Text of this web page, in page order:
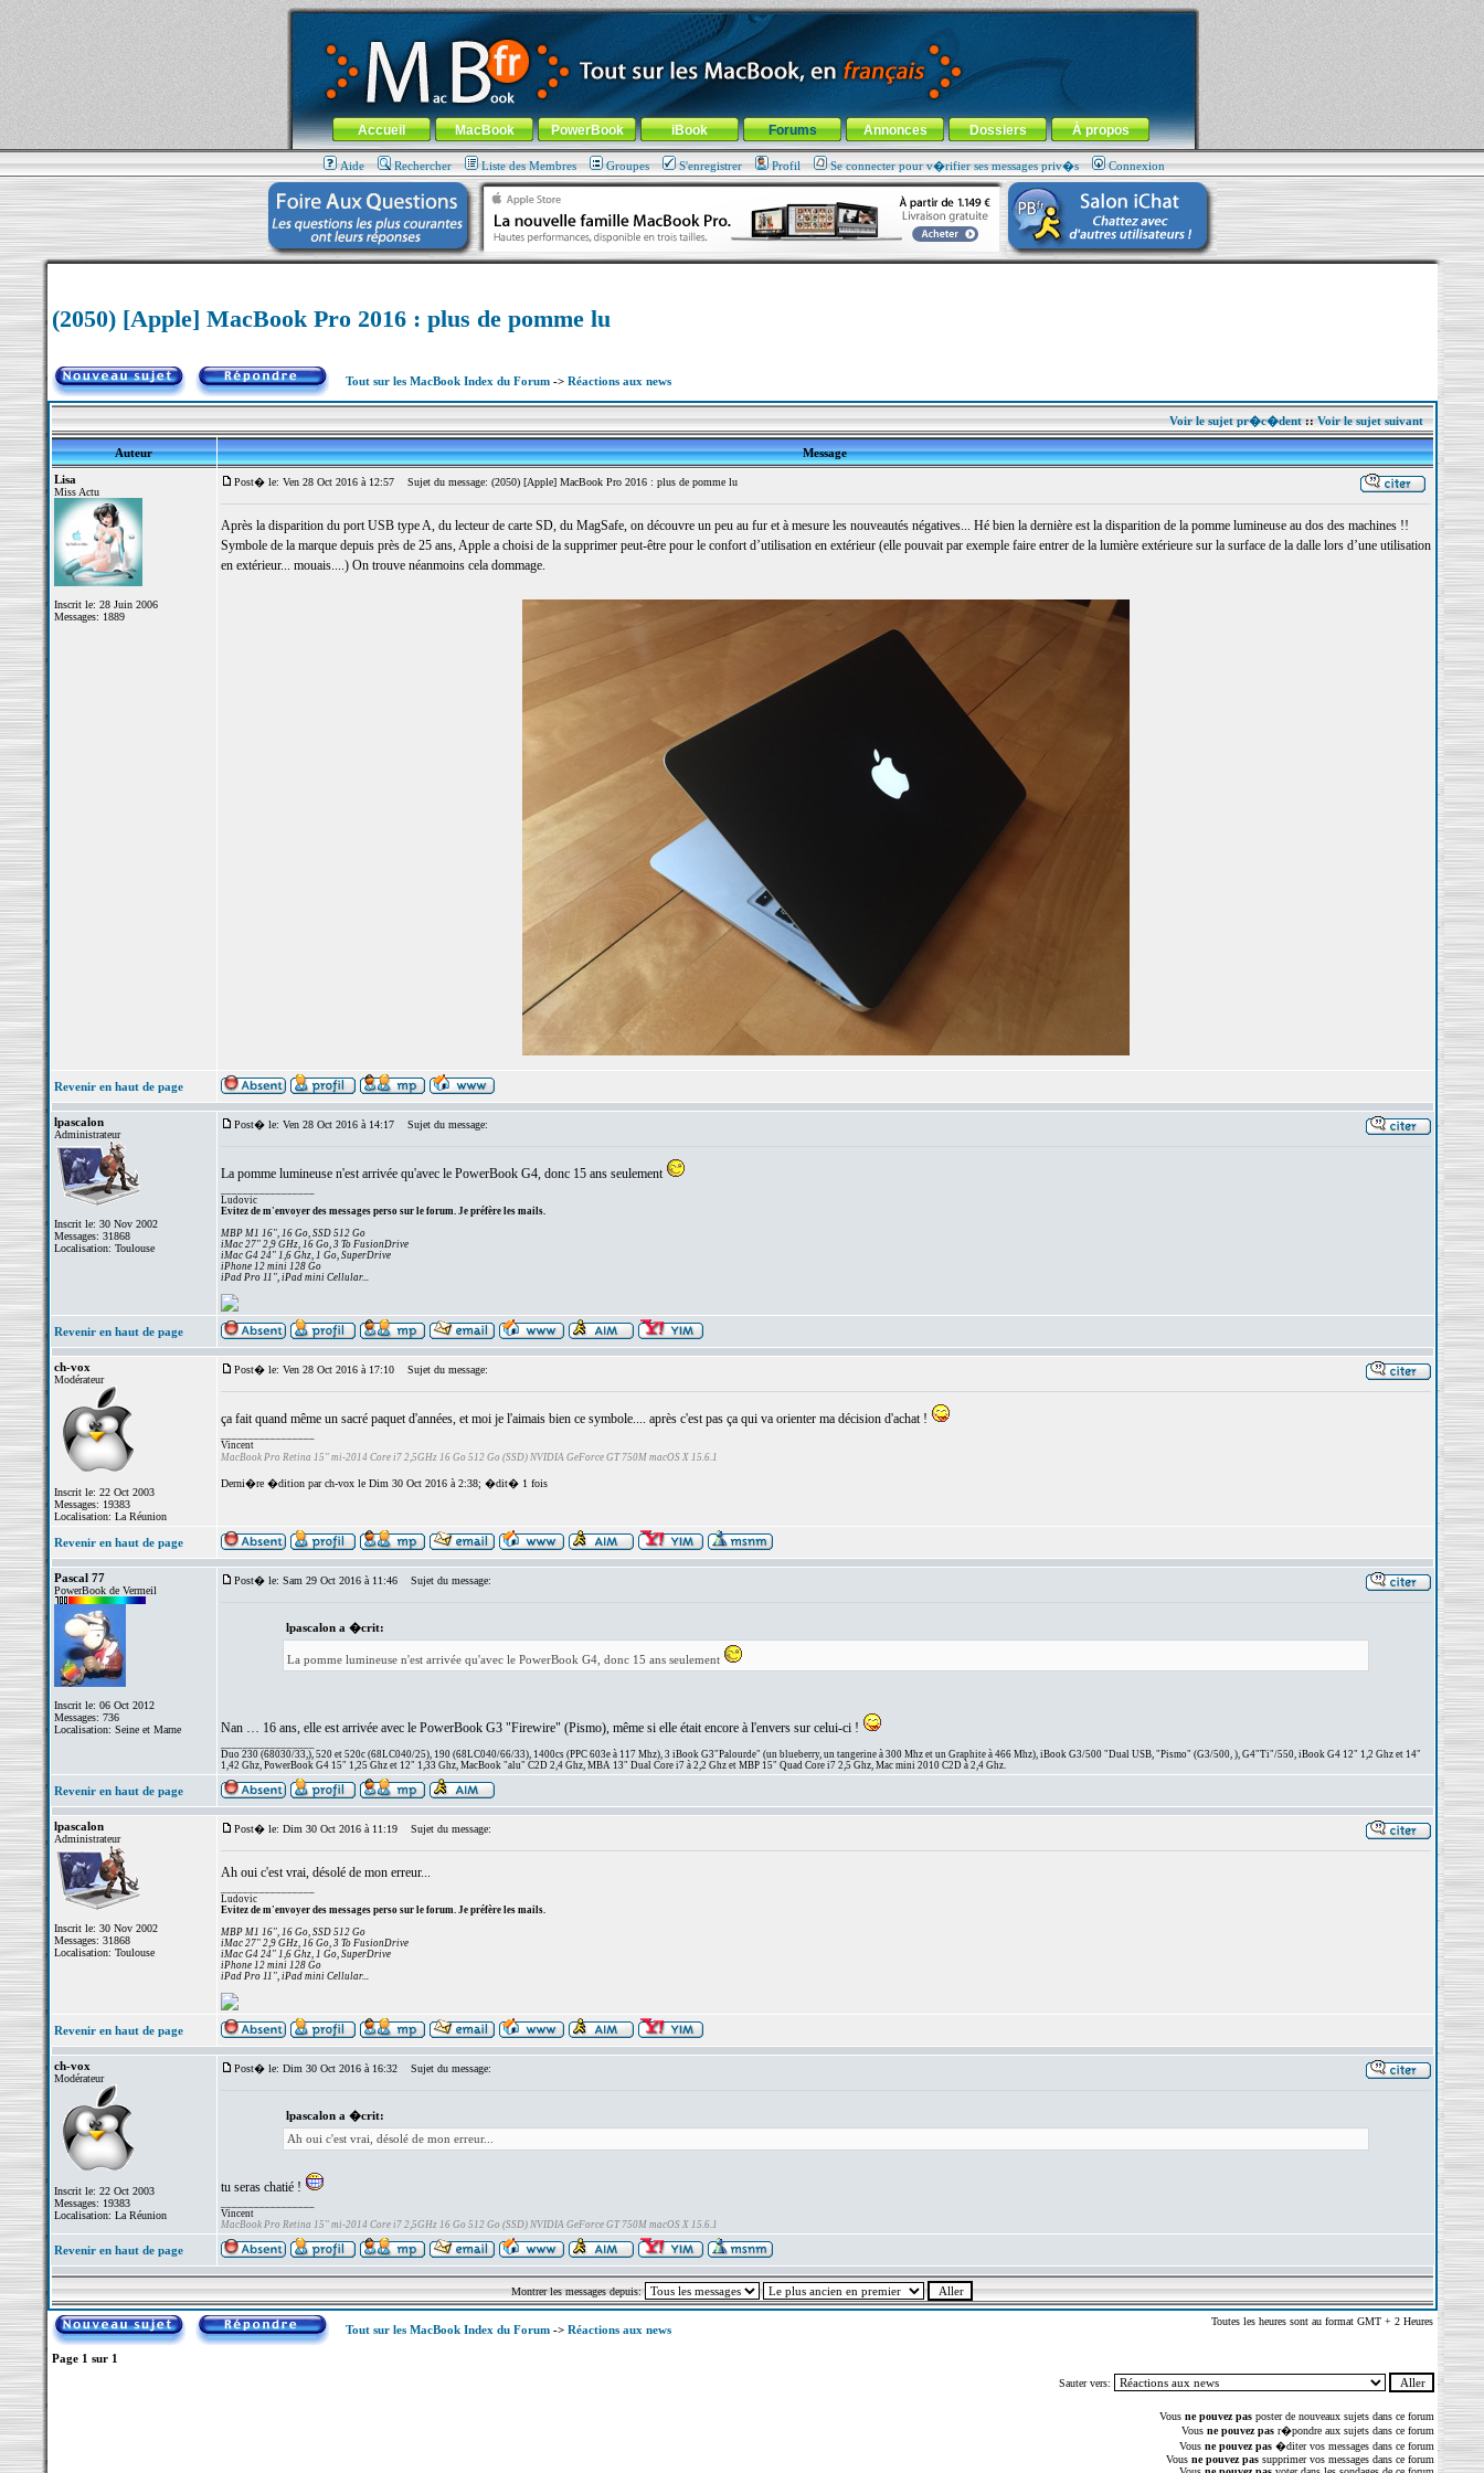
MacBook-fr.com : 100% Apple... 100% nomade !
Aller au contenu-Aller au menu général-Aller au menu de la rubrique
Menu général
Accueil MacBook PowerBook iBook Forums Annonces Dossiers À propos
Aide Rechercher Liste des Membres Groupes S'enregistrer Profil Se connecter pour v�rifier ses messages priv�s Connexion
(2050) [Apple] MacBook Pro 2016 : plus de pomme lu
Tout sur les MacBook Index du Forum-> Réactions aux news
Voir le sujet pr�c�dent::Voir le sujet suivant
Auteur
Message
Lisa
Miss Actu
Inscrit le: 28 Juin 2006
Messages: 1889
Post� le: Ven 28 Oct 2016 à 12:57 Sujet du message: (2050) [Apple] MacBook Pro 2016 : plus de pomme lu
Après la disparition du port USB type A, du lecteur de carte SD, du MagSafe, on découvre un peu au fur et à mesure les nouveautés négatives... Hé bien la dernière est la disparition de la pomme lumineuse au dos des machines !!
Symbole de la marque depuis près de 25 ans, Apple a choisi de la supprimer peut-être pour le confort d’utilisation en extérieur (elle pouvait par exemple faire entrer de la lumière extérieure sur la surface de la dalle lors d’une utilisation
en extérieur... mouais....) On trouve néanmoins cela dommage.
Revenir en haut de page
lpascalon
Administrateur
Inscrit le: 30 Nov 2002
Messages: 31868
Localisation: Toulouse
Post� le: Ven 28 Oct 2016 à 14:17 Sujet du message:
La pomme lumineuse n'est arrivée qu'avec le PowerBook G4, donc 15 ans seulement
Ludovic
Evitez de m'envoyer des messages perso sur le forum. Je préfère les mails.
MBP M1 16", 16 Go, SSD 512 Go
iMac 27" 2,9 GHz, 16 Go, 3 To FusionDrive
iMac G4 24" 1,6 Ghz, 1 Go, SuperDrive
iPhone 12 mini 128 Go
iPad Pro 11", iPad mini Cellular...
Revenir en haut de page
ch-vox
Modérateur
Inscrit le: 22 Oct 2003
Messages: 19383
Localisation: La Réunion
Post� le: Ven 28 Oct 2016 à 17:10 Sujet du message:
ça fait quand même un sacré paquet d'années, et moi je l'aimais bien ce symbole.... après c'est pas ça qui va orienter ma décision d'achat !
Vincent
MacBook Pro Retina 15" mi-2014 Core i7 2,5GHz 16 Go 512 Go (SSD) NVIDIA GeForce GT 750M macOS X 15.6.1
Derni�re �dition par ch-vox le Dim 30 Oct 2016 à 2:38; �dit� 1 fois
Revenir en haut de page
Pascal 77
PowerBook de Vermeil
Inscrit le: 06 Oct 2012
Messages: 736
Localisation: Seine et Marne
Post� le: Sam 29 Oct 2016 à 11:46 Sujet du message:
lpascalon a �crit:
La pomme lumineuse n'est arrivée qu'avec le PowerBook G4, donc 15 ans seulement
Nan … 16 ans, elle est arrivée avec le PowerBook G3 "Firewire" (Pismo), même si elle était encore à l'envers sur celui-ci !
Duo 230 (68030/33,), 520 et 520c (68LC040/25), 190 (68LC040/66/33), 1400cs (PPC 603e à 117 Mhz), 3 iBook G3"Palourde" (un blueberry, un tangerine à 300 Mhz et un Graphite à 466 Mhz), iBook G3/500 "Dual USB, "Pismo" (G3/500, ), G4"Ti"/550, iBook G4 12" 1,2 Ghz et 14"
1,42 Ghz, PowerBook G4 15" 1,25 Ghz et 12" 1,33 Ghz, MacBook "alu" C2D 2,4 Ghz, MBA 13" Dual Core i7 à 2,2 Ghz et MBP 15" Quad Core i7 2,5 Ghz, Mac mini 2010 C2D à 2,4 Ghz.
Revenir en haut de page
lpascalon
Administrateur
Inscrit le: 30 Nov 2002
Messages: 31868
Localisation: Toulouse
Post� le: Dim 30 Oct 2016 à 11:19 Sujet du message:
Ah oui c'est vrai, désolé de mon erreur...
Ludovic
Evitez de m'envoyer des messages perso sur le forum. Je préfère les mails.
MBP M1 16", 16 Go, SSD 512 Go
iMac 27" 2,9 GHz, 16 Go, 3 To FusionDrive
iMac G4 24" 1,6 Ghz, 1 Go, SuperDrive
iPhone 12 mini 128 Go
iPad Pro 11", iPad mini Cellular...
Revenir en haut de page
ch-vox
Modérateur
Inscrit le: 22 Oct 2003
Messages: 19383
Localisation: La Réunion
Post� le: Dim 30 Oct 2016 à 16:32 Sujet du message:
lpascalon a �crit:
Ah oui c'est vrai, désolé de mon erreur...
tu seras chatié !
Vincent
MacBook Pro Retina 15" mi-2014 Core i7 2,5GHz 16 Go 512 Go (SSD) NVIDIA GeForce GT 750M macOS X 15.6.1
Revenir en haut de page
Montrer les messages depuis:
Tout sur les MacBook Index du Forum-> Réactions aux news
Toutes les heures sont au format GMT + 2 Heures
Page 1 sur 1
Sauter vers:
Vous ne pouvez pasposter de nouveaux sujets dans ce forum
Vous ne pouvez pasr�pondre aux sujets dans ce forum
Vous ne pouvez pas�diter vos messages dans ce forum
Vous ne pouvez passupprimer vos messages dans ce forum